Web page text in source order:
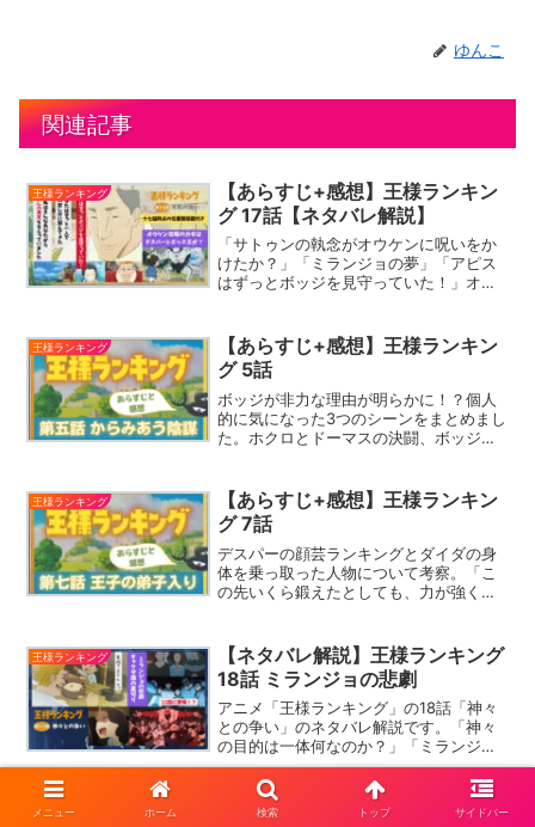
ゆんこ
関連記事
王様ランキング
【あらすじ+感想】王様ランキン
グ 17話【ネタバレ解説】
「サトゥンの執念がオウケンに呪いをか
けたか？」「ミランジョの夢」「アピス
はずっとボッジを見守っていた！」オウ
関係図があります。物語が佳境に入って
きました！
王様ランキング
【あらすじ+感想】王様ランキン
グ 5話
ボッジが非力な理由が明らかに！？個人
的に気になった3つのシーンをまとめまし
た。ホクロとドーマスの決闘、ボッジと
言したダイダ。色んな人間たちの想いが
渦巻く回です！
王様ランキング
【あらすじ+感想】王様ランキン
グ 7話
デスパーの顔芸ランキングとダイダの身
体を乗っ取った人物について考察。「こ
の先いくら鍛えたとしても、力が強くな
ジを勇気づけ、武器を選ぶため武器庫へ
とボッジをいざなう。
王様ランキング
【ネタバレ解説】王様ランキング
18話 ミランジョの悲劇
アニメ「王様ランキング」の18話「神々
との争い」のネタバレ解説です。「神々
の目的は一体何なのか？」「ミランジョ
はあの後どうなったのか？」「ヒリング
の許し」「見捨てませんよ」を掲載して
います。感想ではボッスに一言物申して
います。
王様ランキング
【ネタバレ解説】王様ランキング
メニュー ホーム 検索 トップ サイドバー